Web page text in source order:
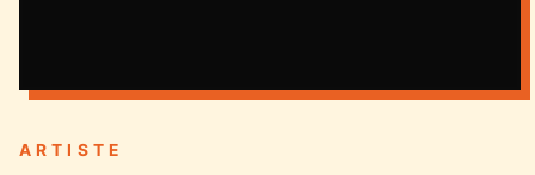
ARTISTE